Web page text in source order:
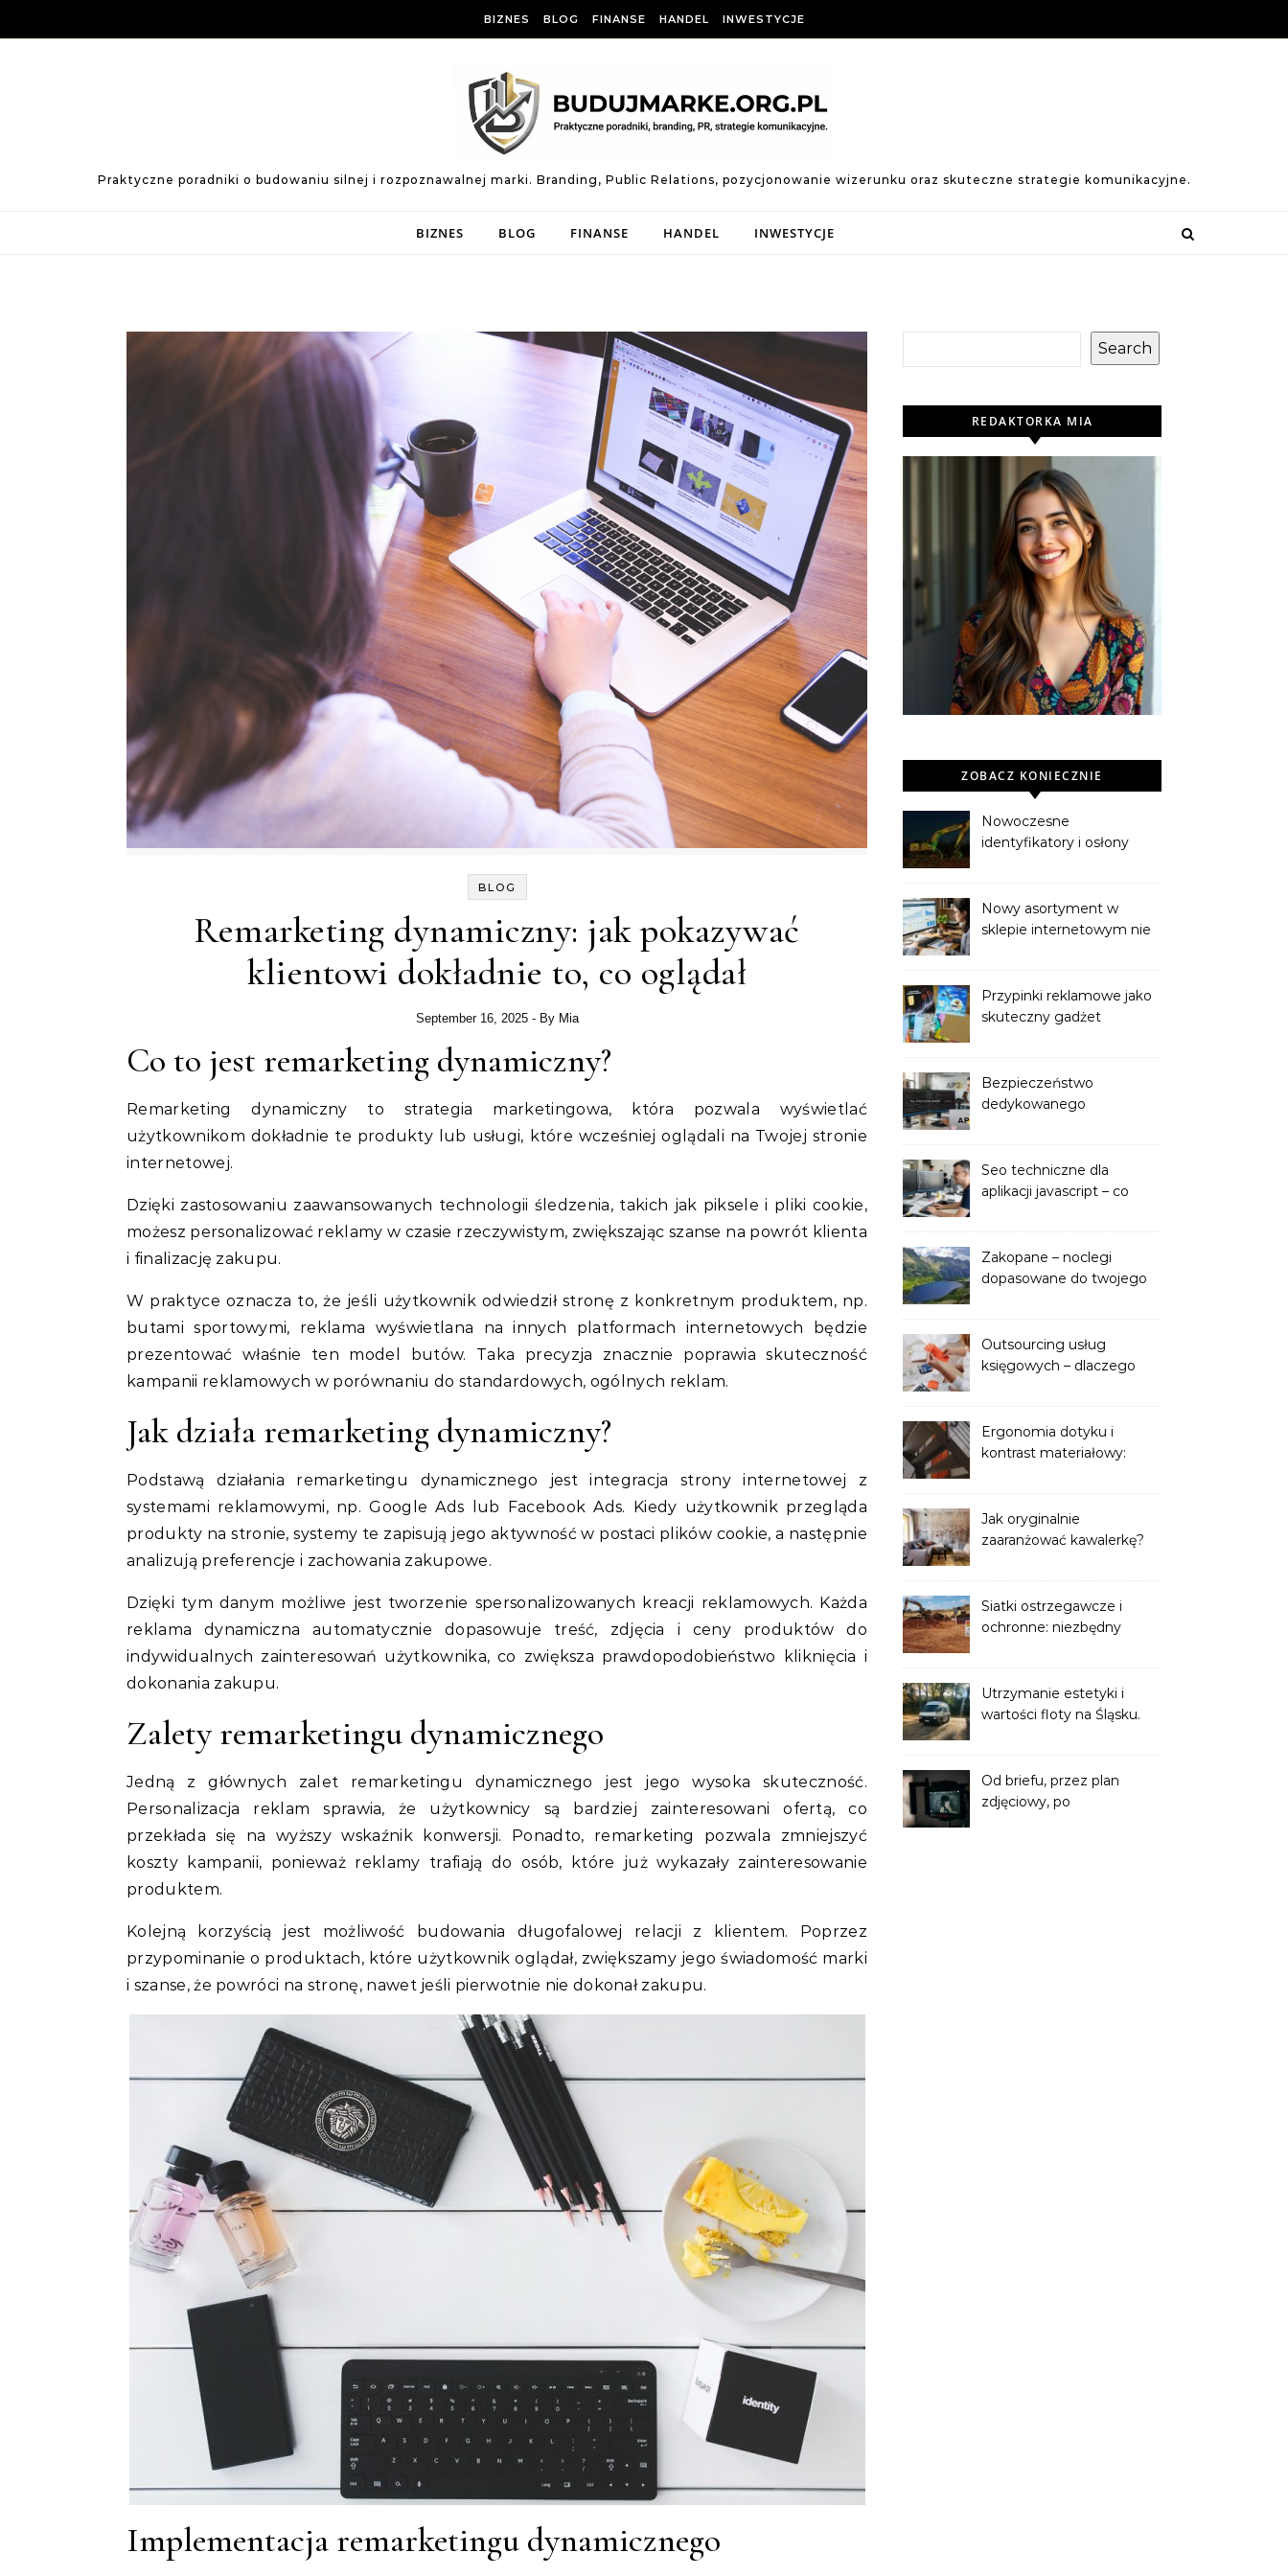
BIZNES BLOG FINANSE HANDEL INWESTYCJE
Praktyczne poradniki o budowaniu silnej i rozpoznawalnej marki. Branding, Public Relations, pozycjonowanie wizerunku oraz skuteczne strategie komunikacyjne.
BIZNES BLOG FINANSE HANDEL INWESTYCJE
BLOG
Remarketing dynamiczny: jak pokazywać
klientowi dokładnie to, co oglądał
September 16, 2025 - By Mia
Co to jest remarketing dynamiczny?
Remarketing dynamiczny to strategia marketingowa, która pozwala wyświetlać
użytkownikom dokładnie te produkty lub usługi, które wcześniej oglądali na Twojej stronie
internetowej.
Dzięki zastosowaniu zaawansowanych technologii śledzenia, takich jak piksele i pliki cookie,
możesz personalizować reklamy w czasie rzeczywistym, zwiększając szanse na powrót klienta
i finalizację zakupu.
W praktyce oznacza to, że jeśli użytkownik odwiedził stronę z konkretnym produktem, np.
butami sportowymi, reklama wyświetlana na innych platformach internetowych będzie
prezentować właśnie ten model butów. Taka precyzja znacznie poprawia skuteczność
kampanii reklamowych w porównaniu do standardowych, ogólnych reklam.
Jak działa remarketing dynamiczny?
Podstawą działania remarketingu dynamicznego jest integracja strony internetowej z
systemami reklamowymi, np. Google Ads lub Facebook Ads. Kiedy użytkownik przegląda
produkty na stronie, systemy te zapisują jego aktywność w postaci plików cookie, a następnie
analizują preferencje i zachowania zakupowe.
Dzięki tym danym możliwe jest tworzenie spersonalizowanych kreacji reklamowych. Każda
reklama dynamiczna automatycznie dopasowuje treść, zdjęcia i ceny produktów do
indywidualnych zainteresowań użytkownika, co zwiększa prawdopodobieństwo kliknięcia i
dokonania zakupu.
Zalety remarketingu dynamicznego
Jedną z głównych zalet remarketingu dynamicznego jest jego wysoka skuteczność.
Personalizacja reklam sprawia, że użytkownicy są bardziej zainteresowani ofertą, co
przekłada się na wyższy wskaźnik konwersji. Ponadto, remarketing pozwala zmniejszyć
koszty kampanii, ponieważ reklamy trafiają do osób, które już wykazały zainteresowanie
produktem.
Kolejną korzyścią jest możliwość budowania długofalowej relacji z klientem. Poprzez
przypominanie o produktach, które użytkownik oglądał, zwiększamy jego świadomość marki
i szanse, że powróci na stronę, nawet jeśli pierwotnie nie dokonał zakupu.
Implementacja remarketingu dynamicznego
Search
REDAKTORKA MIA
ZOBACZ KONIECZNIE
Nowoczesne
identyfikatory i osłony
od ptsrabka.pl
Nowy asortyment w
sklepie internetowym nie
Przypinki reklamowe jako
skuteczny gadżet
Bezpieczeństwo
dedykowanego
wdrożeniem
Seo techniczne dla
aplikacji javascript – co
Zakopane – noclegi
dopasowane do twojego
Outsourcing usług
księgowych – dlaczego
Ergonomia dotyku i
kontrast materiałowy:
wnętrz premium
Jak oryginalnie
zaaranżować kawalerkę?
Siatki ostrzegawcze i
ochronne: niezbędny
ziemnych
Utrzymanie estetyki i
wartości floty na Śląsku.
Od briefu, przez plan
zdjęciowy, po